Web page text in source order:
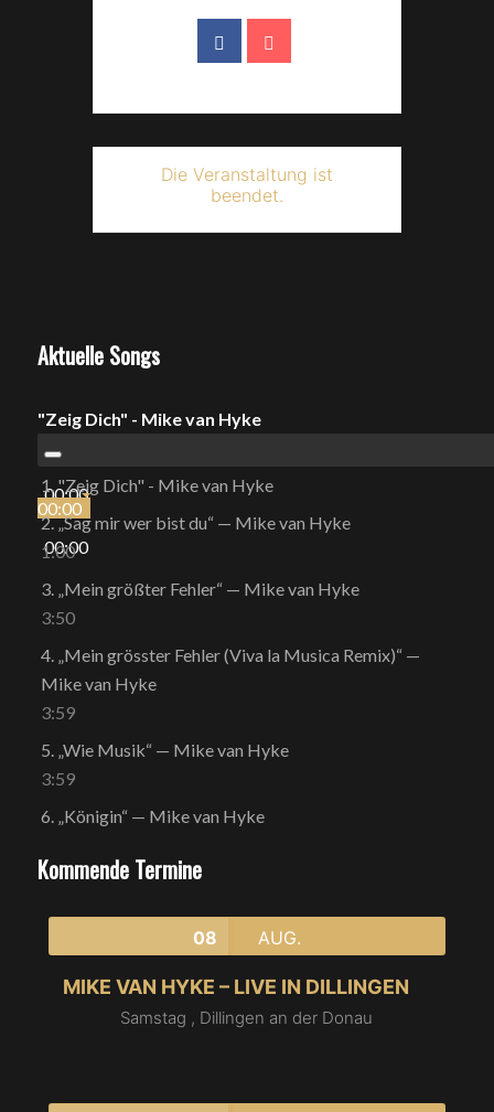
Die Veranstaltung ist
beendet.
Aktuelle Songs
"Zeig Dich" - Mike van Hyke
00:00
00:00
00:00
1."Zeig Dich" - Mike van Hyke
2.„Sag mir wer bist du“ — Mike van Hyke
1:00
3. „Mein größter Fehler“ — Mike van Hyke
3:50
4. „Mein grösster Fehler (Viva la Musica Remix)“ —
Mike van Hyke
3:59
5. „Wie Musik“ — Mike van Hyke
3:59
6. „Königin“ — Mike van Hyke
Kommende Termine
08 AUG.
MIKE VAN HYKE – LIVE IN DILLINGEN
Samstag , Dillingen an der Donau